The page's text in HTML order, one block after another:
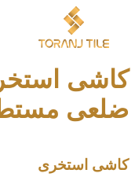
کاشی
ضلعی
کاشی استخری